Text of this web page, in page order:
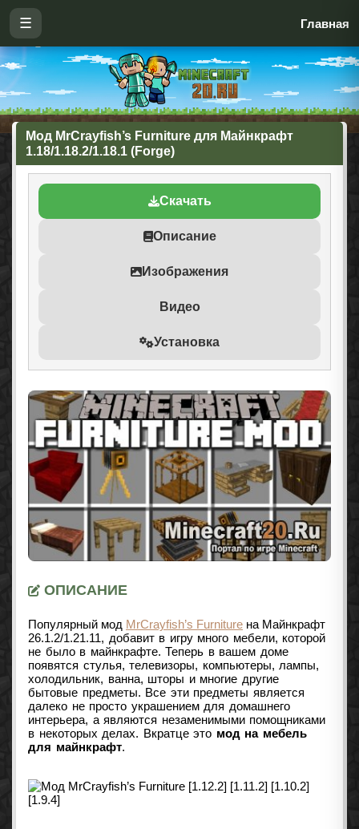
☰ Главная
Мод MrCrayfish’s Furniture для Майнкрафт
1.18/1.18.2/1.18.1 (Forge)
Скачать
Описание
Изображения
Видео
Установка
ОПИСАНИЕ
Популярный мод MrCrayfish’s Furniture на Майнкрафт
26.1.2/1.21.11, добавит в игру много мебели, которой
не было в майнкрафте. Теперь в вашем доме
появятся стулья, телевизоры, компьютеры, лампы,
холодильник, ванна, шторы и многие другие
бытовые предметы. Все эти предметы является
далеко не просто украшением для домашнего
интерьера, а являются незаменимыми помощниками
в некоторых делах. Вкратце это мод на мебель
для майнкрафт.